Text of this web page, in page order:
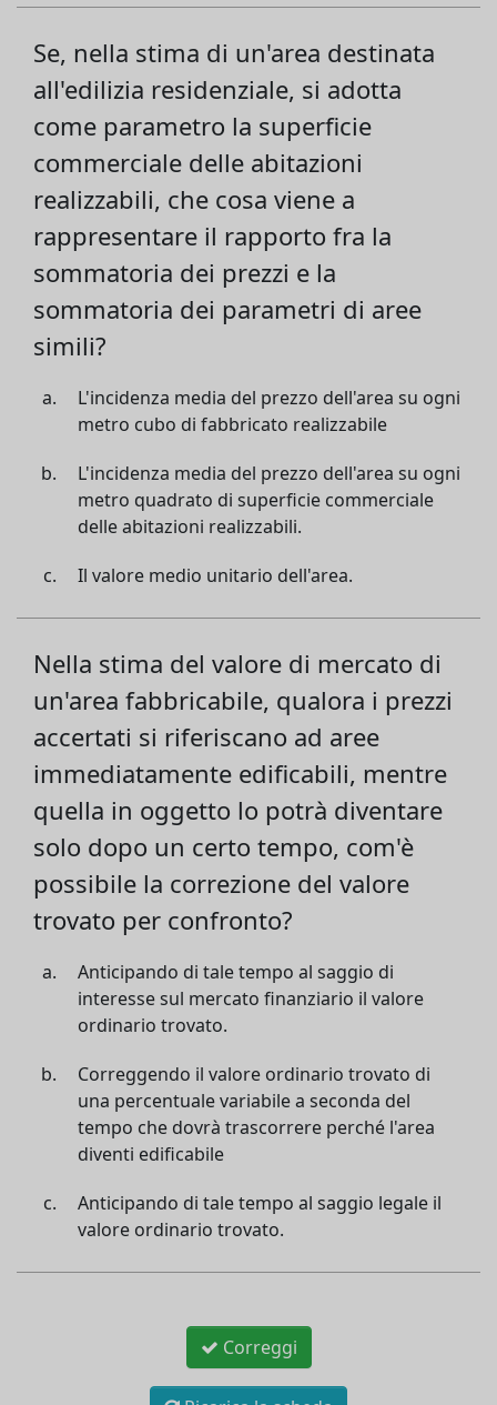
Se, nella stima di un'area destinata
all'edilizia residenziale, si adotta
come parametro la superficie
commerciale delle abitazioni
realizzabili, che cosa viene a
rappresentare il rapporto fra la
sommatoria dei prezzi e la
sommatoria dei parametri di aree
simili?
L'incidenza media del prezzo dell'area su ogni
metro cubo di fabbricato realizzabile
L'incidenza media del prezzo dell'area su ogni
metro quadrato di superficie commerciale
delle abitazioni realizzabili.
Il valore medio unitario dell'area.
Nella stima del valore di mercato di
un'area fabbricabile, qualora i prezzi
accertati si riferiscano ad aree
immediatamente edificabili, mentre
quella in oggetto lo potrà diventare
solo dopo un certo tempo, com'è
possibile la correzione del valore
trovato per confronto?
Anticipando di tale tempo al saggio di
interesse sul mercato finanziario il valore
ordinario trovato.
Correggendo il valore ordinario trovato di
una percentuale variabile a seconda del
tempo che dovrà trascorrere perché l'area
diventi edificabile
Anticipando di tale tempo al saggio legale il
valore ordinario trovato.
Correggi